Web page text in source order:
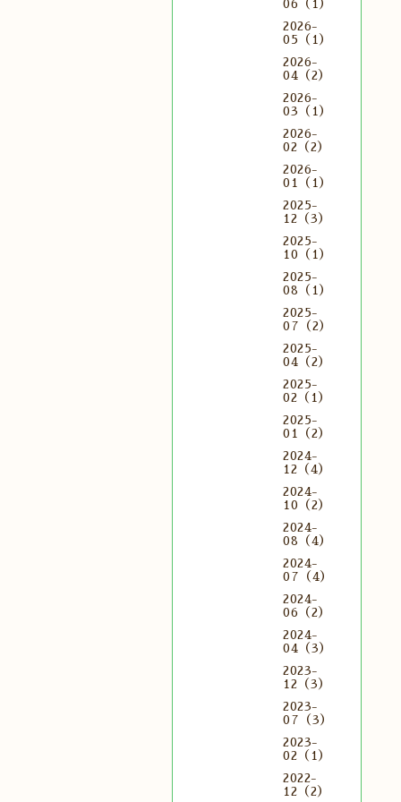
06（1）
2026-
05（1）
2026-
04（2）
2026-
03（1）
2026-
02（2）
2026-
01（1）
2025-
12（3）
2025-
10（1）
2025-
08（1）
2025-
07（2）
2025-
04（2）
2025-
02（1）
2025-
01（2）
2024-
12（4）
2024-
10（2）
2024-
08（4）
2024-
07（4）
2024-
06（2）
2024-
04（3）
2023-
12（3）
2023-
07（3）
2023-
02（1）
2022-
12（2）